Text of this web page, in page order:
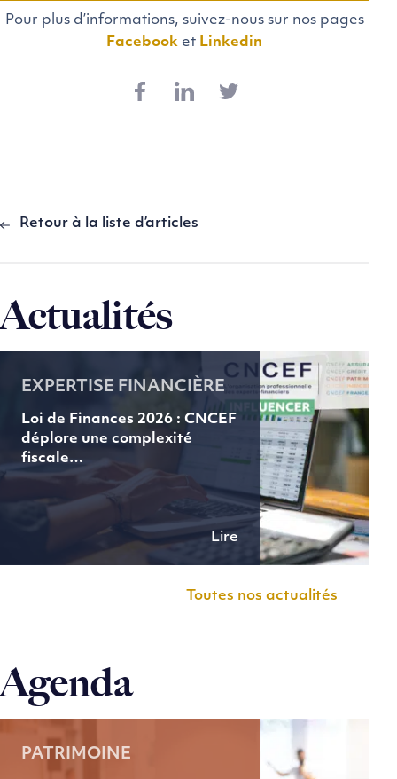
Pour plus d’informations, suivez-nous sur nos pages
Facebook et Linkedin
Retour à la liste d’articles
Actualités
EXPERTISE FINANCIÈRE
Loi de Finances 2026 : CNCEF
déplore une complexité
fiscale…
Lire
Toutes nos actualités
Agenda
PATRIMOINE